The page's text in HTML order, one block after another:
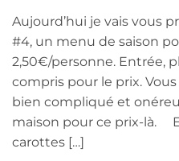
Aujourd’hui je vais vous
#4, un menu de saison
2,50€/personne. Entrée,
compris pour le prix.
bien compliqué et
maison pour ce prix-là.
carottes […]